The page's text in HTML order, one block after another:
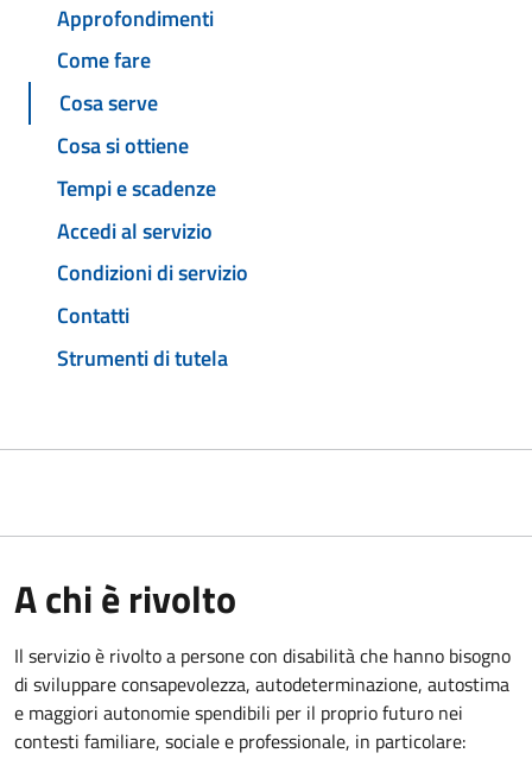
Approfondimenti
Come fare
Cosa serve
Cosa si ottiene
Tempi e scadenze
Accedi al servizio
Condizioni di servizio
Contatti
Strumenti di tutela
A chi è rivolto
Il servizio è rivolto a persone con disabilità che hanno bisogno
di sviluppare consapevolezza, autodeterminazione, autostima
e maggiori autonomie spendibili per il proprio futuro nei
contesti familiare, sociale e professionale, in particolare: